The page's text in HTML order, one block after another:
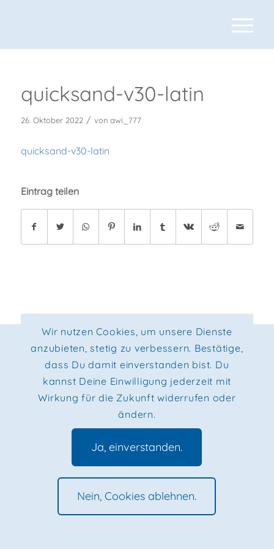
quicksand-v30-latin
26. Oktober 2022 / von awi_777
quicksand-v30-latin
Eintrag teilen
Wir nutzen Cookies, um unsere Dienste
anzubieten, stetig zu verbessern. Bestätige,
dass Du damit einverstanden bist. Du
kannst Deine Einwilligung jederzeit mit
Wirkung für die Zukunft widerrufen oder
ändern.
Ja, einverstanden.
Nein, Cookies ablehnen.